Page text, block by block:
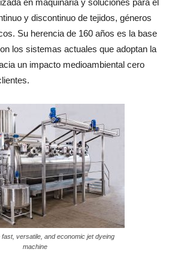
en maquinaria y soluciones para el
y discontinuo de tejidos, géneros
Su herencia de 160 años es la base
los sistemas actuales que adoptan la
un impacto medioambiental cero
versatile, and economic jet dyeing
machine